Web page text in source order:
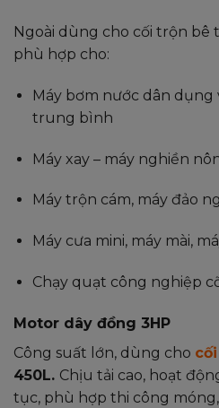
Ngoài dùng cho cối trộn bê
phù hợp cho:
Máy bơm nước dân
trung bình
Máy xay – máy nghiền
Máy trộn cám, máy đảo
Máy cưa mini, máy mài,
Chạy quạt công nghiệp
Motor dây đồng 3HP
Công suất lớn, dùng cho
450L. Chịu tải cao, hoạt
tục, phù hợp thi công